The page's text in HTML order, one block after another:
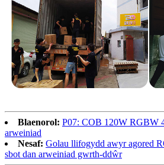
Blaenorol: P07: COB 120W RGBW
arweiniad
Nesaf: Golau llifogydd awyr agored
sbot dan arweiniad gwrth-ddŵr